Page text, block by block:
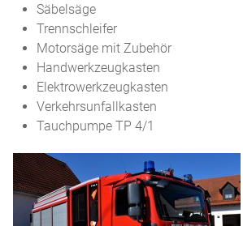
Säbelsäge
Trennschleifer
Motorsäge mit Zubehör
Handwerkzeugkasten
Elektrowerkzeugkasten
Verkehrsunfallkasten
Tauchpumpe TP 4/1